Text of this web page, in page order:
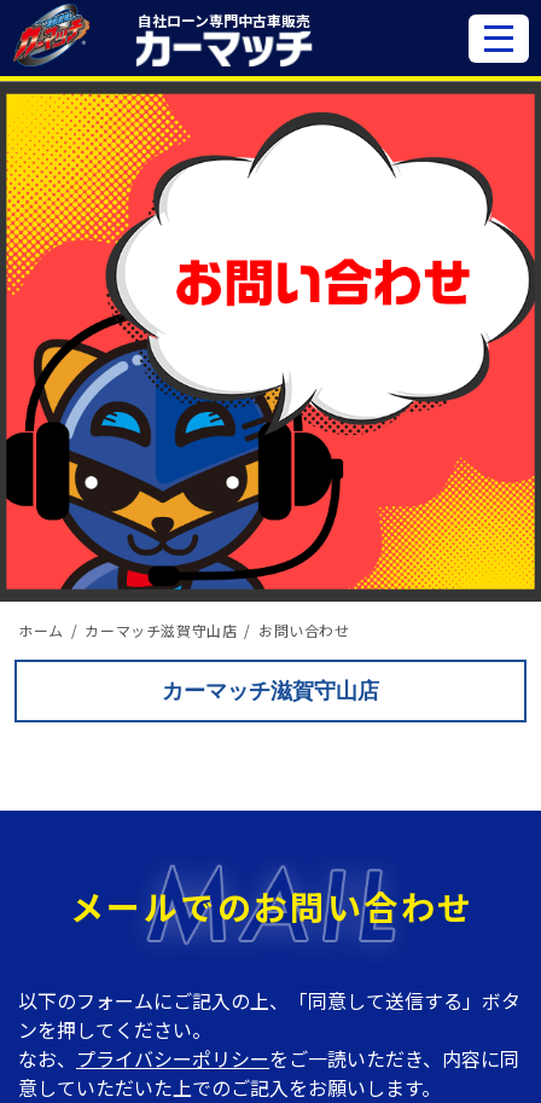
自社ローン専門中古車販売
ホーム カーマッチ滋賀守山店 お問い合わせ
カーマッチ滋賀守山店
メールでのお問い合わせ
以下のフォームにご記入の上、「同意して送信する」ボタ
ンを押してください。
なお、 プライバシーポリシーをご一読いただき、内容に同
意していただいた上でのご記入をお願いします。